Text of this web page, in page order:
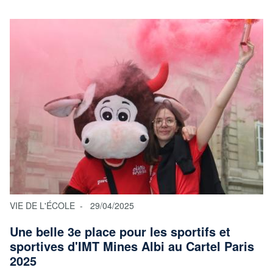
VIE DE L'ÉCOLE 29/04/2025
Une belle 3e place pour les sportifs et
sportives d'IMT Mines Albi au Cartel Paris
2025